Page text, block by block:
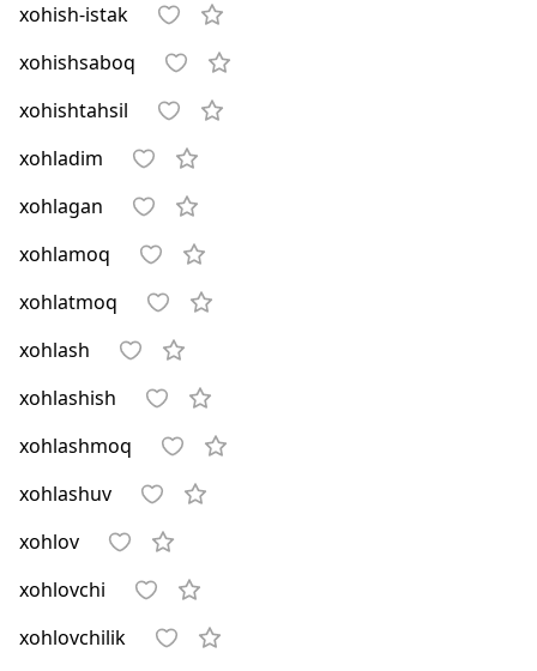
xohish-istak
xohishsaboq
xohishtahsil
xohladim
xohlagan
xohlamoq
xohlatmoq
xohlash
xohlashish
xohlashmoq
xohlashuv
xohlov
xohlovchi
xohlovchilik